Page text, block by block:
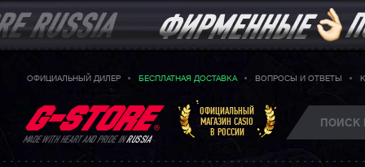
ОФИЦИАЛЬНЫЙ ДИЛЕР БЕСПЛАТНАЯ ДОСТАВКА ВОПРОСЫ И ОТВЕТЫ
MADE WITH HEART AND PRIDE INRUSSIA
ОФИЦИАЛЬНЫЙ
МАГАЗИН CASIO
В РОССИИ